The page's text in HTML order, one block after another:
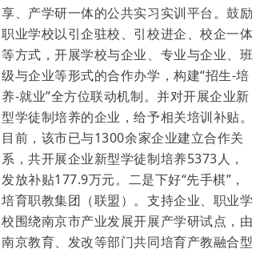
享、产学研一体的公共实习实训平台。鼓励
职业学校以引企驻校、引校进企、校企一体
等方式，开展学校与企业、专业与企业、班
级与企业等形式的合作办学，构建“招生-培
养-就业”全方位联动机制。并对开展企业新
型学徒制培养的企业，给予相关培训补贴。
目前，该市已与1300余家企业建立合作关
系，共开展企业新型学徒制培养5373人，
发放补贴177.9万元。二是下好“先手棋”，
培育职教集团（联盟）。支持企业、职业学
校围绕南京市产业发展开展产学研试点，由
南京教育、发改等部门共同培育产教融合型